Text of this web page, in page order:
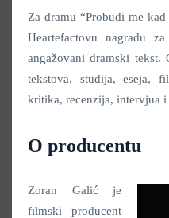
Za dramu “Probudi me
Heartefactovu nagradu
angažovani dramski
tekstova, studija, eseja,
kritika, recenzija, intervjua
O producentu
Zoran Galić je
filmski producent